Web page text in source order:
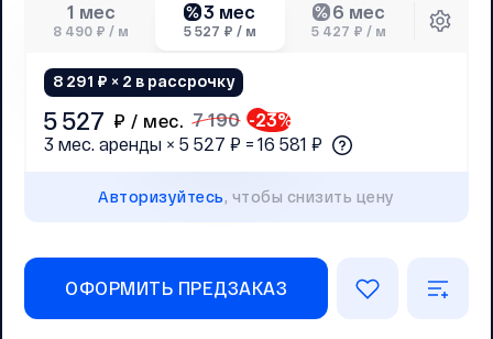
1 мес
8 490 ₽ / м
3 мес
5 527 ₽ / м
6 мес
5 427 ₽ / м
8 291 ₽ × 2 в рассрочку
5 527 ₽ / мес. 7 190 -23%
3 мес. аренды × 5 527 ₽ = 16 581 ₽
Авторизуйтесь, чтобы снизить цену
ОФОРМИТЬ ПРЕДЗАКАЗ